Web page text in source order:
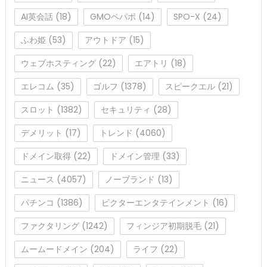
AI英会話(18) GMOペパボ (14) SPO-X (24)
ふわ姫 (53) アウトドア (15)
ウェブホスティング(22) エアトリ (18)
エレコム (35) ゴルフ (1378) スピークエル(21)
スロット (1382) セキュリティ (28)
デメリット (17) トレンド (4060)
ドメイン取得(22) ドメイン管理 (33)
ニュース (4057) ノーブランド (13)
パチンコ (1386) ビクターエンタテインメント (16)
ファクタリング(1242) フィンジア初期脱毛(21)
ムームードメイン (204) ライフ (22)